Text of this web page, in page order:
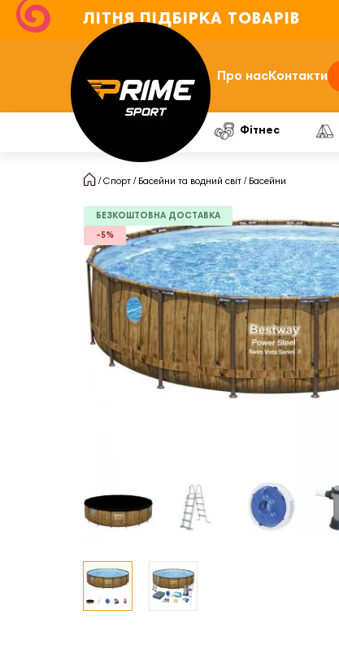
ЛІТНЯ ПІДБІРКА ТОВАРІВ
Про насКонтакти
Фітнес
Спорт Басейни та водний світ Басейни
БЕЗКОШТОВНА ДОСТАВКА
-5%